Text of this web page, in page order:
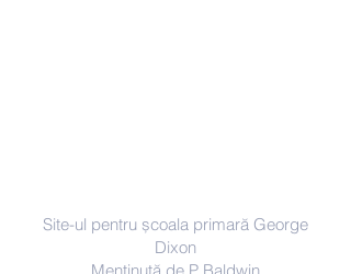
Site-ul pentru școala primară George
Dixon